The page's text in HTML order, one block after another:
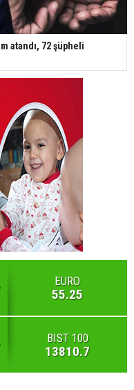
atandı, 72 şüpheli
EURO
55.25
BIST 100
13810.7